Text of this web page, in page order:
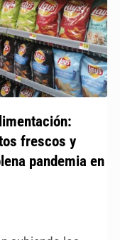
frescos y
pandemia en